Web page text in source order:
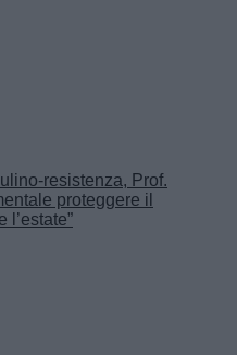
resistenza, Prof.
proteggere il
l’estate”